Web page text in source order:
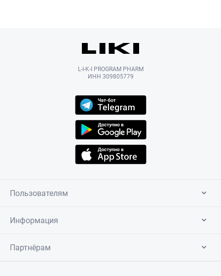
L-I-K-I PROGRAM PHARM
ИНН 309805779
Пользователям
Информация
Партнёрам